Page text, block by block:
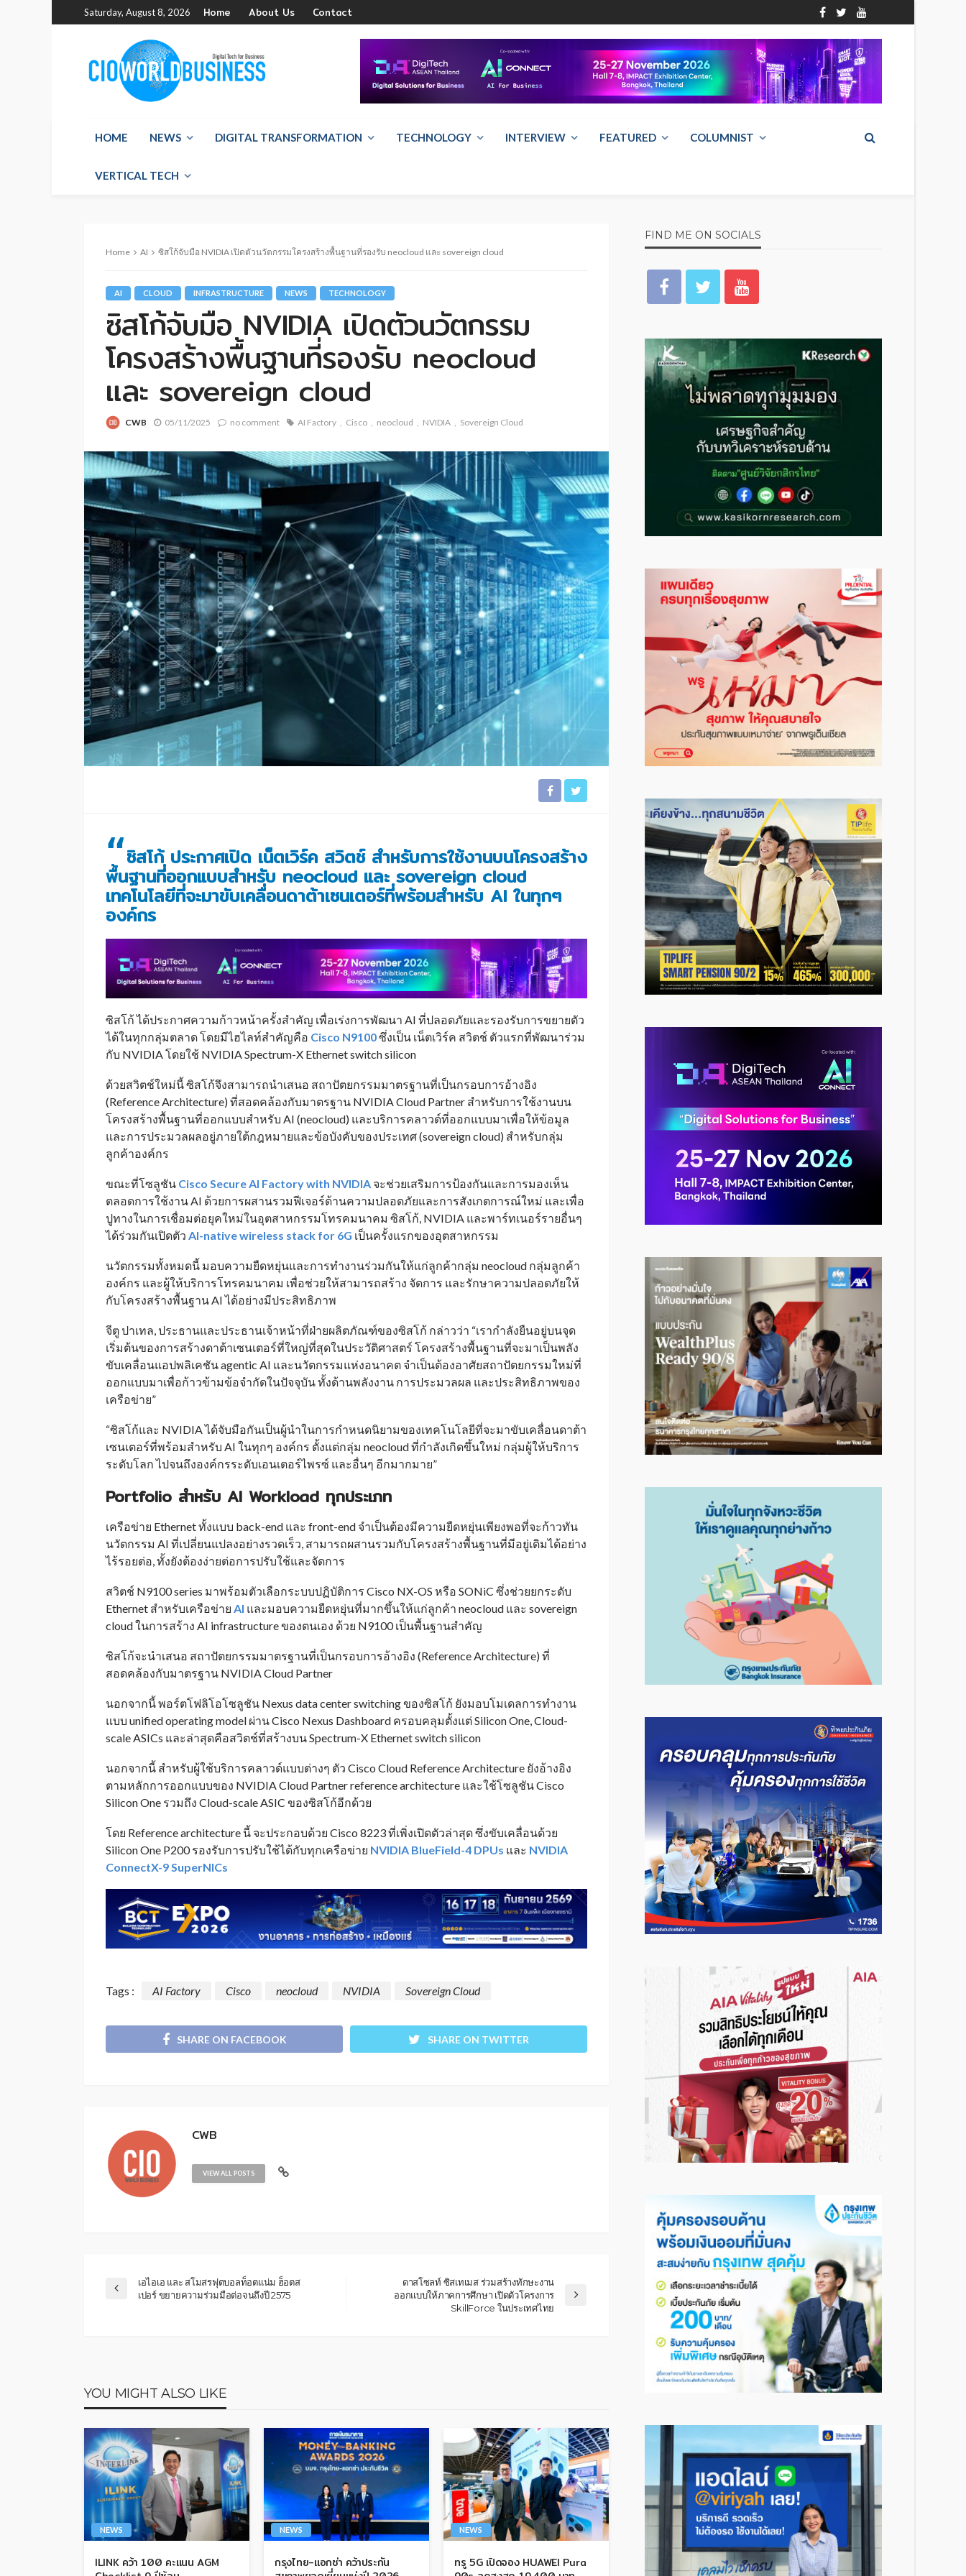
Saturday, August 8, 2026 Home About Us Contact
HOME NEWS DIGITAL TRANSFORMATION TECHNOLOGY INTERVIEW FEATURED COLUMNIST
VERTICAL TECH
Home AI ซิสโก้จับมือ NVIDIA เปิดตัวนวัตกรรมโครงสร้างพื้นฐานที่รองรับ neocloud และ sovereign cloud
AI CLOUD INFRASTRUCTURE NEWS TECHNOLOGY
ซิสโก้จับมือ NVIDIA เปิดตัวนวัตกรรม
โครงสร้างพื้นฐานที่รองรับ neocloud
และ sovereign cloud
CWB 05/11/2025 no comment AI Factory Cisco neocloud NVIDIA Sovereign Cloud
“ซิสโก้ ประกาศเปิด เน็ตเวิร์ค สวิตช์ สำหรับการใช้งานบนโครงสร้าง
พื้นฐานที่ออกแบบสำหรับ neocloud และ sovereign cloud
เทคโนโลยีที่จะมาขับเคลื่อนดาต้าเซนเตอร์ที่พร้อมสำหรับ AI ในทุกๆ
องค์กร
ซิสโก้ ได้ประกาศความก้าวหน้าครั้งสำคัญ เพื่อเร่งการพัฒนา AI ที่ปลอดภัยและรองรับการขยายตัว
ได้ในทุกกลุ่มตลาด โดยมีไฮไลท์สำคัญคือ Cisco N9100ซึ่งเป็น เน็ตเวิร์ค สวิตช์ ตัวแรกที่พัฒนาร่วม
กับ NVIDIA โดยใช้ NVIDIA Spectrum-X Ethernet switch silicon
ด้วยสวิตช์ใหม่นี้ ซิสโก้จึงสามารถนำเสนอ สถาปัตยกรรมมาตรฐานที่เป็นกรอบการอ้างอิง
(Reference Architecture) ที่สอดคล้องกับมาตรฐาน NVIDIA Cloud Partner สำหรับการใช้งานบน
โครงสร้างพื้นฐานที่ออกแบบสำหรับ AI (neocloud) และบริการคลาวด์ที่ออกแบบมาเพื่อให้ข้อมูล
และการประมวลผลอยู่ภายใต้กฎหมายและข้อบังคับของประเทศ (sovereign cloud) สำหรับกลุ่ม
ลูกค้าองค์กร
ขณะที่โซลูชัน Cisco Secure AI Factory with NVIDIA จะช่วยเสริมการป้องกันและการมองเห็น
ตลอดการใช้งาน AI ด้วยการผสานรวมฟีเจอร์ด้านความปลอดภัยและการสังเกตการณ์ใหม่ และเพื่อ
ปูทางในการเชื่อมต่อยุคใหม่ในอุตสาหกรรมโทรคมนาคม ซิสโก้, NVIDIA และพาร์ทเนอร์รายอื่นๆ
ได้ร่วมกันเปิดตัว AI-native wireless stack for 6G เป็นครั้งแรกของอุตสาหกรรม
นวัตกรรมทั้งหมดนี้ มอบความยืดหยุ่นและการทำงานร่วมกันให้แก่ลูกค้ากลุ่ม neocloud กลุ่มลูกค้า
องค์กร และผู้ให้บริการโทรคมนาคม เพื่อช่วยให้สามารถสร้าง จัดการ และรักษาความปลอดภัยให้
กับโครงสร้างพื้นฐาน AI ได้อย่างมีประสิทธิภาพ
จีตู ปาเทล, ประธานและประธานเจ้าหน้าที่ฝ่ายผลิตภัณฑ์ของซิสโก้ กล่าวว่า “เรากำลังยืนอยู่บนจุด
เริ่มต้นของการสร้างดาต้าเซนเตอร์ที่ใหญ่ที่สุดในประวัติศาสตร์ โครงสร้างพื้นฐานที่จะมาเป็นพลัง
ขับเคลื่อนแอปพลิเคชัน agentic AI และนวัตกรรมแห่งอนาคต จำเป็นต้องอาศัยสถาปัตยกรรมใหม่ที่
ออกแบบมาเพื่อก้าวข้ามข้อจำกัดในปัจจุบัน ทั้งด้านพลังงาน การประมวลผล และประสิทธิภาพของ
เครือข่าย”
“ซิสโก้และ NVIDIA ได้จับมือกันเป็นผู้นำในการกำหนดนิยามของเทคโนโลยีที่จะมาขับเคลื่อนดาต้า
เซนเตอร์ที่พร้อมสำหรับ AI ในทุกๆ องค์กร ตั้งแต่กลุ่ม neocloud ที่กำลังเกิดขึ้นใหม่ กลุ่มผู้ให้บริการ
ระดับโลก ไปจนถึงองค์กรระดับเอนเตอร์ไพรซ์ และอื่นๆ อีกมากมาย”
Portfolio สำหรับ AI Workload ทุกประเภท
เครือข่าย Ethernet ทั้งแบบ back-end และ front-end จำเป็นต้องมีความยืดหยุ่นเพียงพอที่จะก้าวทัน
นวัตกรรม AI ที่เปลี่ยนแปลงอย่างรวดเร็ว, สามารถผสานรวมกับโครงสร้างพื้นฐานที่มีอยู่เดิมได้อย่าง
ไร้รอยต่อ, ทั้งยังต้องง่ายต่อการปรับใช้และจัดการ
สวิตช์ N9100 series มาพร้อมตัวเลือกระบบปฏิบัติการ Cisco NX-OS หรือ SONiC ซึ่งช่วยยกระดับ
Ethernet สำหรับเครือข่าย AI และมอบความยืดหยุ่นที่มากขึ้นให้แก่ลูกค้า neocloud และ sovereign
cloud ในการสร้าง AI infrastructure ของตนเอง ด้วย N9100 เป็นพื้นฐานสำคัญ
ซิสโก้จะนำเสนอ สถาปัตยกรรมมาตรฐานที่เป็นกรอบการอ้างอิง (Reference Architecture) ที่
สอดคล้องกับมาตรฐาน NVIDIA Cloud Partner
นอกจากนี้ พอร์ตโฟลิโอโซลูชัน Nexus data center switching ของซิสโก้ ยังมอบโมเดลการทำงาน
แบบ unified operating model ผ่าน Cisco Nexus Dashboard ครอบคลุมตั้งแต่ Silicon One, Cloud-
scale ASICs และล่าสุดคือสวิตช์ที่สร้างบน Spectrum-X Ethernet switch silicon
นอกจากนี้ สำหรับผู้ใช้บริการคลาวด์แบบต่างๆ ตัว Cisco Cloud Reference Architecture ยังอ้างอิง
ตามหลักการออกแบบของ NVIDIA Cloud Partner reference architecture และใช้โซลูชัน Cisco
Silicon One รวมถึง Cloud-scale ASIC ของซิสโก้อีกด้วย
โดย Reference architecture นี้ จะประกอบด้วย Cisco 8223 ที่เพิ่งเปิดตัวล่าสุด ซึ่งขับเคลื่อนด้วย
Silicon One P200 รองรับการปรับใช้ได้กับทุกเครือข่าย NVIDIA BlueField-4 DPUs และ NVIDIA
ConnectX-9 SuperNICs
Tags : AI Factory Cisco neocloud NVIDIA Sovereign Cloud
SHARE ON FACEBOOK SHARE ON TWITTER
CWB
VIEW ALL POSTS
เอไอเอ และ สโมสรฟุตบอลท็อตแน่ม ฮ็อตส
เปอร์ ขยายความร่วมมือต่อจนถึงปี 2575
ดาสโซลท์ ซิสเทเมส ร่วมสร้างทักษะงาน
ออกแบบให้ภาคการศึกษา เปิดตัวโครงการ
SkillForce ในประเทศไทย
YOU MIGHT ALSO LIKE
NEWS
ILINK คว้า 100 คะแนน AGM
NEWS
กรุงไทย-แอกซ่า คว้าประกัน
NEWS
ทรู 5G เปิดจอง HUAWEI Pura
FIND ME ON SOCIALS